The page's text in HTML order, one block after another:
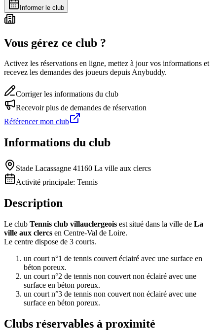
Informer le club
Vous gérez ce club ?
Activez les réservations en ligne, mettez à jour vos informations et
recevez les demandes des joueurs depuis Anybuddy.
Corriger les informations du club
Recevoir plus de demandes de réservation
Référencer mon club
Informations du club
Stade Lacassagne 41160 La ville aux clercs
Activité principale: Tennis
Description
Le club Tennis club villauclergeois est situé dans la ville de La
ville aux clercs en Centre-Val de Loire.
Le centre dispose de 3 courts.
un court n°1 de tennis couvert éclairé avec une surface en
béton poreux.
un court n°2 de tennis non couvert non éclairé avec une
surface en béton poreux.
un court n°3 de tennis non couvert non éclairé avec une
surface en béton poreux.
Clubs réservables à proximité